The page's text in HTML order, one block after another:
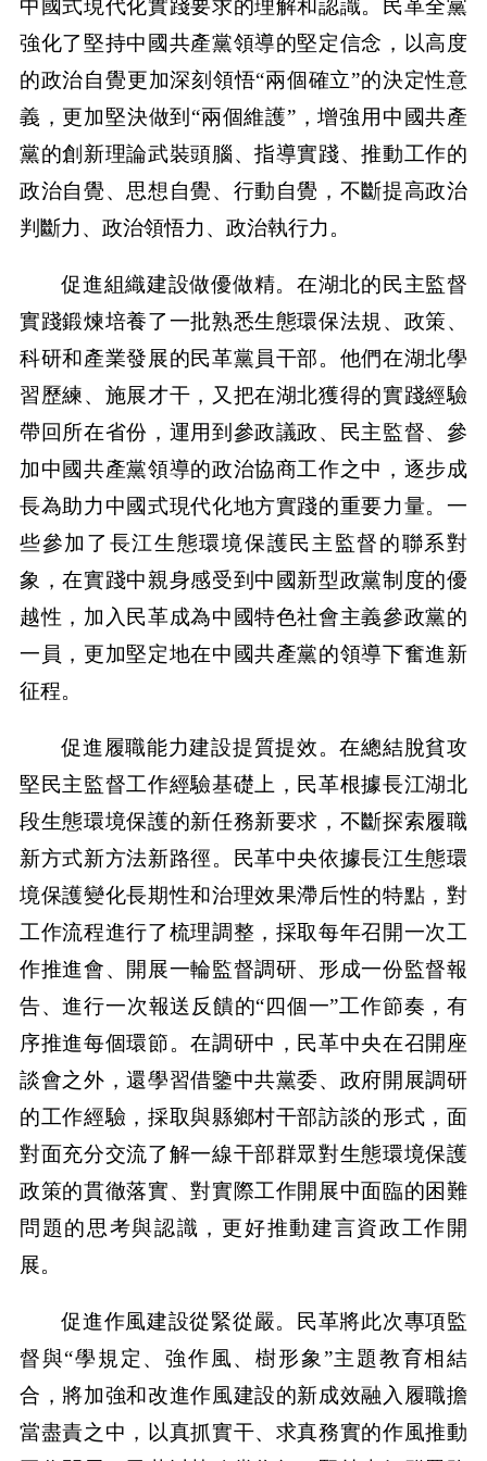
中國式現代化實踐要求的理解和認識。民革全黨
強化了堅持中國共產黨領導的堅定信念，以高度
的政治自覺更加深刻領悟“兩個確立”的決定性意
義，更加堅決做到“兩個維護”，增強用中國共產
黨的創新理論武裝頭腦、指導實踐、推動工作的
政治自覺、思想自覺、行動自覺，不斷提高政治
判斷力、政治領悟力、政治執行力。
促進組織建設做優做精。在湖北的民主監督
實踐鍛煉培養了一批熟悉生態環保法規、政策、
科研和產業發展的民革黨員干部。他們在湖北學
習歷練、施展才干，又把在湖北獲得的實踐經驗
帶回所在省份，運用到參政議政、民主監督、參
加中國共產黨領導的政治協商工作之中，逐步成
長為助力中國式現代化地方實踐的重要力量。一
些參加了長江生態環境保護民主監督的聯系對
象，在實踐中親身感受到中國新型政黨制度的優
越性，加入民革成為中國特色社會主義參政黨的
一員，更加堅定地在中國共產黨的領導下奮進新
征程。
促進履職能力建設提質提效。在總結脫貧攻
堅民主監督工作經驗基礎上，民革根據長江湖北
段生態環境保護的新任務新要求，不斷探索履職
新方式新方法新路徑。民革中央依據長江生態環
境保護變化長期性和治理效果滯后性的特點，對
工作流程進行了梳理調整，採取每年召開一次工
作推進會、開展一輪監督調研、形成一份監督報
告、進行一次報送反饋的“四個一”工作節奏，有
序推進每個環節。在調研中，民革中央在召開座
談會之外，還學習借鑒中共黨委、政府開展調研
的工作經驗，採取與縣鄉村干部訪談的形式，面
對面充分交流了解一線干部群眾對生態環境保護
政策的貫徹落實、對實際工作開展中面臨的困難
問題的思考與認識，更好推動建言資政工作開
展。
促進作風建設從緊從嚴。民革將此次專項監
督與“學規定、強作風、樹形象”主題教育相結
合，將加強和改進作風建設的新成效融入履職擔
當盡責之中，以真抓實干、求真務實的作風推動